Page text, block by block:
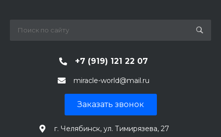
+7 (919) 121 22 07
miracle-world@mail.ru
Заказать звонок
г. Челябинск, ул. Тимирязева, 27